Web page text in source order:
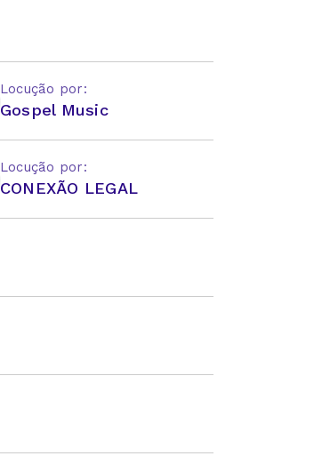
Locução por:
Gospel Music
Locução por:
CONEXÃO LEGAL